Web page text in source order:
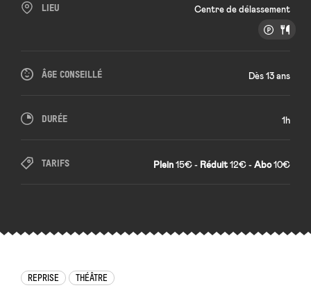
LIEU Centre de délassement
ÂGE CONSEILLÉ Dès 13 ans
DURÉE 1h
TARIFS Plein15€ - Réduit12€ -Abo10€
REPRISE THÉÂTRE